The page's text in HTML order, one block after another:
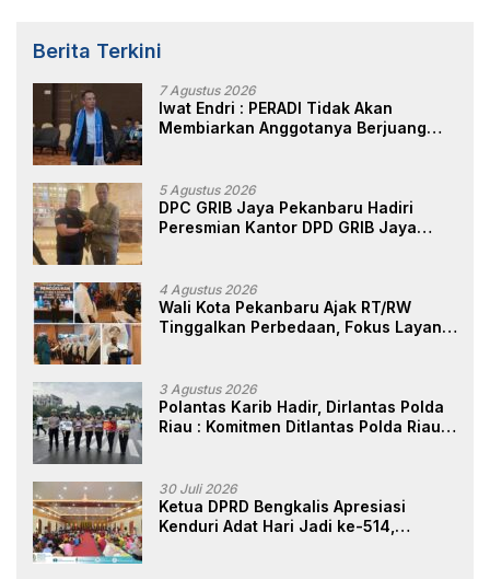
Berita Terkini
7 Agustus 2026
Iwat Endri : PERADI Tidak Akan
Membiarkan Anggotanya Berjuang
5 Agustus 2026
DPC GRIB Jaya Pekanbaru Hadiri
Peresmian Kantor DPD GRIB Jaya
4 Agustus 2026
Wali Kota Pekanbaru Ajak RT/RW
Tinggalkan Perbedaan, Fokus Layani
3 Agustus 2026
Polantas Karib Hadir, Dirlantas Polda
Riau : Komitmen Ditlantas Polda Riau
Masyarakat
30 Juli 2026
Ketua DPRD Bengkalis Apresiasi
Kenduri Adat Hari Jadi ke-514,